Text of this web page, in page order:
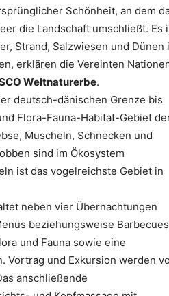
Schönheit, an dem
die Landschaft umschließt. Es
Strand, Salzwiesen und Dünen
erklären die Vereinten
Weltnaturerbe.
deutsch-dänischen Grenze bis
Flora-Fauna-Habitat-Gebiet
Muscheln, Schnecken und
sind im Ökosystem
ist das vogelreichste Gebiet in
neben vier Übernachtungen
beziehungsweise
und Fauna sowie eine
Vortrag und Exkursion werden
anschließende